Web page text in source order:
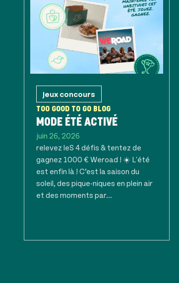
Jeux concours
TOO GOOD TO GO BLOG
MODE ÉTÉ ACTIVÉ
juin 26, 2026
relevez leS 4 défis & tentez de
gagnez 1000 € Weroad ! ☀️ L'été
est enfin là ! C’est la saison du
soleil, des pique-niques en plein air
et des moments par...